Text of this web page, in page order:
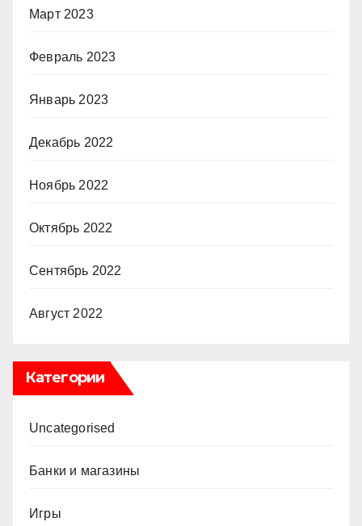
Март 2023
Февраль 2023
Январь 2023
Декабрь 2022
Ноябрь 2022
Октябрь 2022
Сентябрь 2022
Август 2022
Категории
Uncategorised
Банки и магазины
Игры